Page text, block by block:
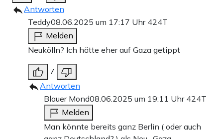
Antworten
Teddy08.06.2025 um 17:17 Uhr 424T
Melden
Neukölln? Ich hätte eher auf Gaza getippt
7
Antworten
Blauer Mond08.06.2025 um 19:11 Uhr 424T
Melden
Man könnte bereits ganz Berlin ( oder auch